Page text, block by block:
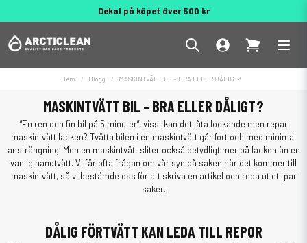
Dekal på köpet över 500 kr
Hem Blogg MASKINTVÄTT BIL – BRA ELLER DÅLIGT?
MASKINTVÄTT BIL – BRA ELLER DÅLIGT?
”En ren och fin bil på 5 minuter”, visst kan det låta lockande men repar
maskintvätt lacken? Tvätta bilen i en maskintvätt går fort och med minimal
ansträngning. Men en maskintvätt sliter också betydligt mer på lacken än en
vanlig handtvätt. Vi får ofta frågan om vår syn på saken när det kommer till
maskintvätt, så vi bestämde oss för att skriva en artikel och reda ut ett par
saker.
DÅLIG FÖRTVÄTT KAN LEDA TILL REPOR